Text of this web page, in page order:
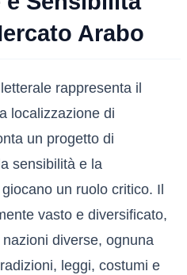
Arabo
rappresenta il
localizzazione di
un progetto di
sensibilità e la
un ruolo critico. Il
vasto e diversificato,
diverse, ognuna
leggi, costumi e